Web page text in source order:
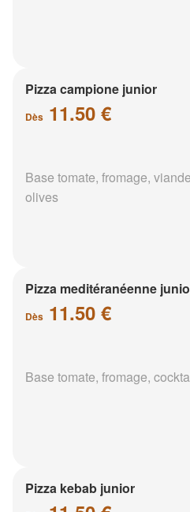
Pizza campione junior
Dès 11.50 €
Base tomate, fromage,
olives
Pizza meditéranéenne
Dès 11.50 €
Base tomate, fromage,
Pizza kebab junior